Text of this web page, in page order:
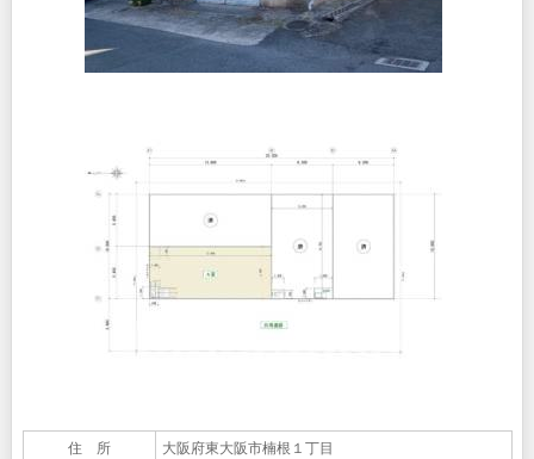
住 所 大阪府東大阪市楠根１丁目